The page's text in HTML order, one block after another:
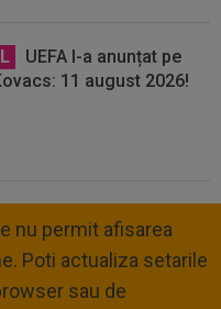
UEFA l-a anunțat pe
11 august 2026!
nu permit afisarea
Poti actualiza setarile
sau de